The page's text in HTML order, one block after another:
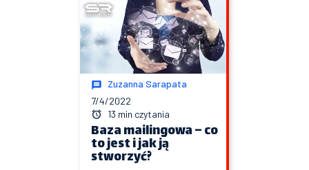
Zuzanna Sarapata
7/4/2022
13 min czytania
Baza mailingowa – co
to jest i jak ją
stworzyć?